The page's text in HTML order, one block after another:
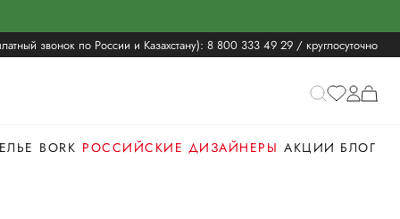
звонок по России и Казахстану): 8 800 333 49 29 / круглосуточно
BORK РОССИЙСКИЕ ДИЗАЙНЕРЫ АКЦИИ БЛОГ